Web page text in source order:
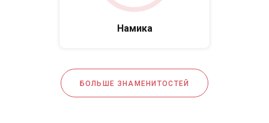
Намика
БОЛЬШЕ ЗНАМЕНИТОСТЕЙ